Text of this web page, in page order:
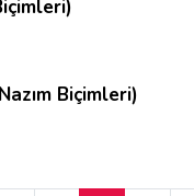
Biçimleri)